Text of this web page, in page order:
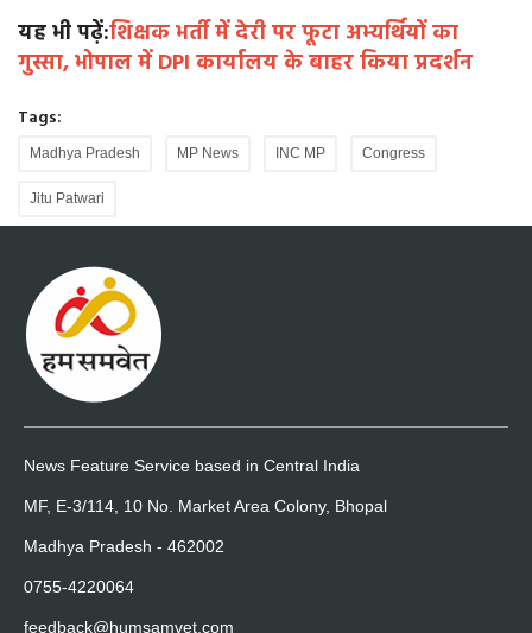
यह भी पढ़ें:शिक्षक भर्ती में देरी पर फूटा अभ्यर्थियों का
गुस्सा, भोपाल में DPI कार्यालय के बाहर किया प्रदर्शन
Tags:
Madhya Pradesh MP News INC MP Congress
Jitu Patwari
News Feature Service based in Central India
MF, E-3/114, 10 No. Market Area Colony, Bhopal
Madhya Pradesh - 462002
0755-4220064
feedback@humsamvet.com